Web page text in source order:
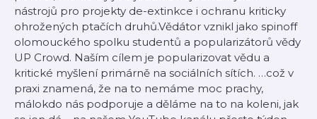
nástrojů pro projekty de-extinkce i ochranu kriticky
ohrožených ptačích druhů.Vědátor vznikl jako spinoff
olomouckého spolku studentů a popularizátorů vědy
UP Crowd. Naším cílem je popularizovat vědu a
kritické myšlení primárně na sociálních sítích. …což v
praxi znamená, že na to nemáme moc prachy,
málokdo nás podporuje a děláme na to na koleni, jak